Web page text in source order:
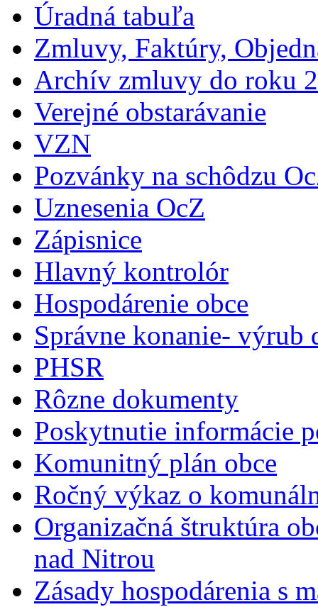
Úradná tabuľa
Zmluvy, Faktúry,
Archív zmluvy do roku
Verejné obstarávanie
VZN
Pozvánky na schôdzu
Uznesenia OcZ
Zápisnice
Hlavný kontrolór
Hospodárenie obce
Správne konanie- výrub
PHSR
Rôzne dokumenty
Poskytnutie informácie
Komunitný plán obce
Ročný výkaz o
Organizačná štruktúra
nad Nitrou
Zásady hospodárenia s